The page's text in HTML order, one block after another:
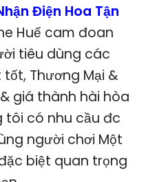
Điện Hoa Tận
Huế cam đoan
tiêu dùng các
Thương Mại &
giá thành hài hòa
tôi có nhu cầu đc
người chơi Một
biệt quan trọng